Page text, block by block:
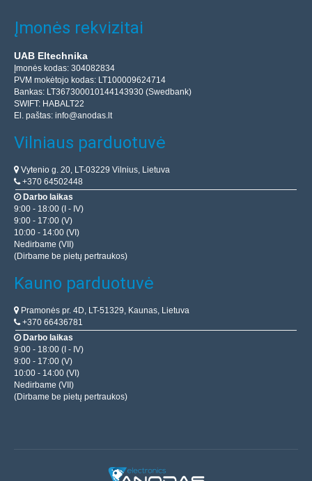
Įmonės rekvizitai
UAB Eltechnika
Įmonės kodas: 304082834
PVM mokėtojo kodas: LT100009624714
Bankas: LT367300010144143930 (Swedbank)
SWIFT: HABALT22
El. paštas: info@anodas.lt
Vilniaus parduotuvė
Vytenio g. 20, LT-03229 Vilnius, Lietuva
+370 64502448
Darbo laikas
9:00 - 18:00 (I - IV)
9:00 - 17:00 (V)
10:00 - 14:00 (VI)
Nedirbame (VII)
(Dirbame be pietų pertraukos)
Kauno parduotuvė
Pramonės pr. 4D, LT-51329, Kaunas, Lietuva
+370 66436781
Darbo laikas
9:00 - 18:00 (I - IV)
9:00 - 17:00 (V)
10:00 - 14:00 (VI)
Nedirbame (VII)
(Dirbame be pietų pertraukos)